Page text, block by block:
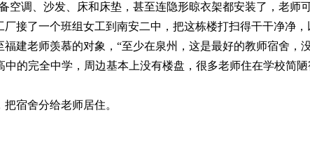
空调、沙发、床和床垫，甚至连隐形晾衣架都安装了，老师
接了一个班组女工到南安二中，把这栋楼打扫得干干净净，
建老师羡慕的对象，“至少在泉州，这是最好的教师宿舍，
的完全中学，周边基本上没有楼盘，很多老师住在学校简
宿舍分给老师居住。